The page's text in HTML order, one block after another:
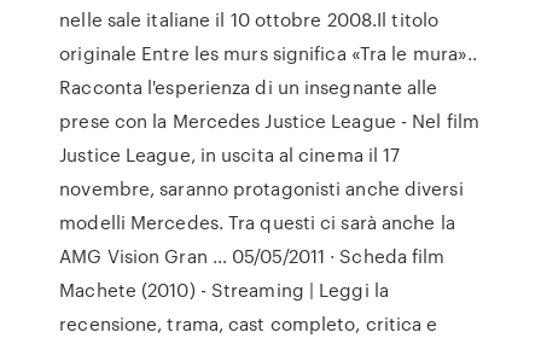
nelle sale italiane il 10 ottobre 2008.Il titolo
originale Entre les murs significa «Tra le mura»..
Racconta l'esperienza di un insegnante alle
prese con la Mercedes Justice League - Nel film
Justice League, in uscita al cinema il 17
novembre, saranno protagonisti anche diversi
modelli Mercedes. Tra questi ci sarà anche la
AMG Vision Gran … 05/05/2011 · Scheda film
Machete (2010) - Streaming | Leggi la
recensione, trama, cast completo, critica e